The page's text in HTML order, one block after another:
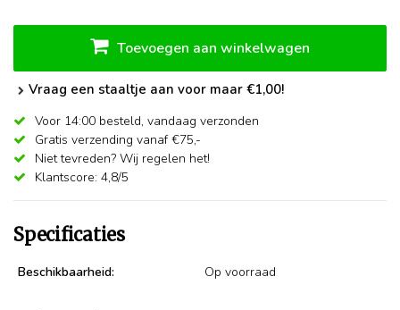
Toevoegen aan winkelwagen
Vraag een staaltje aan voor maar €1,00!
Voor 14:00 besteld, vandaag verzonden
Gratis verzending vanaf €75,-
Niet tevreden? Wij regelen het!
Klantscore: 4,8/5
Specificaties
Beschikbaarheid: Op voorraad